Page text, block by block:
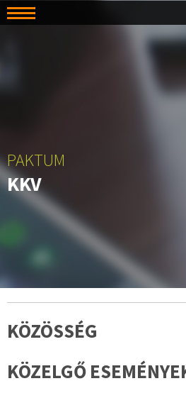
PAKTUM
KKV
KÖZÖSSÉG
KÖZELGŐ